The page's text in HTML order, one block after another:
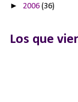
► 2006 (36)
Los que